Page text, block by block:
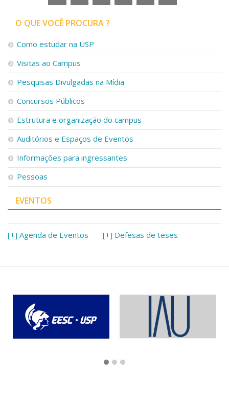
O QUE VOCÊ PROCURA ?
Como estudar na USP
Visitas ao Campus
Pesquisas Divulgadas na Mídia
Concursos Públicos
Estrutura e organização do campus
Auditórios e Espaços de Eventos
Informações para ingressantes
Pessoas
EVENTOS
[+] Agenda de Eventos [+] Defesas de teses